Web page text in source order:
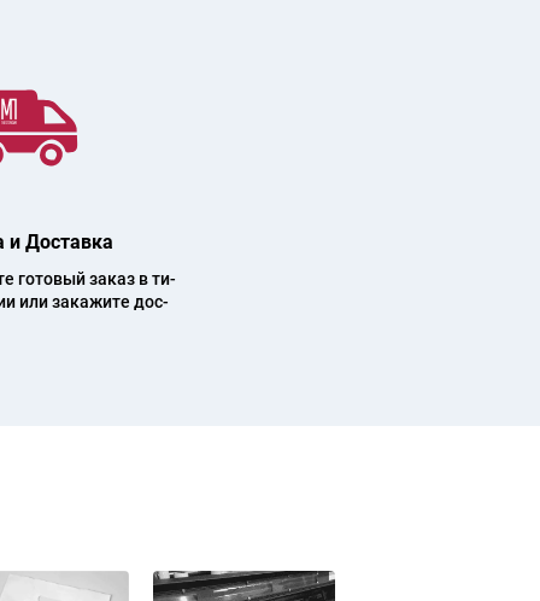
и Доставка
го­то­вый за­каз в ти­
или за­ка­жи­те дос­